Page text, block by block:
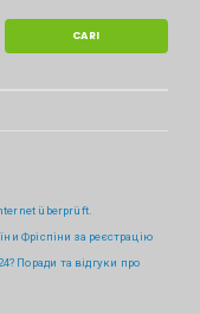
überprüft.
️Фріспіни за реєстрацію
Поради та відгуки про